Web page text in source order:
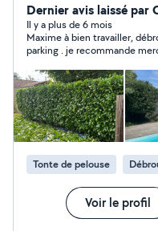
haie - tonte - débroussaillage - petit élagage - création
potager / massif /
débarrassage des déchets verts -
serons ravis de vous
bientôt !
Dernier avis laissé par
Il y a plus de 6 mois
Maxime à bien travailler,
parking . je recommande
Tonte de pelouse
Voir le profil